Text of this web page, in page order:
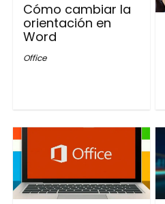
Cómo cambiar la
orientación en
Word
Office